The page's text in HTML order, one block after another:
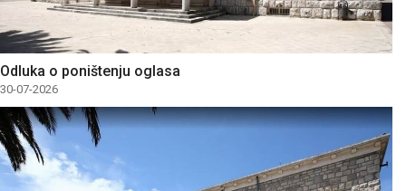
Odluka o poništenju oglasa
30-07-2026